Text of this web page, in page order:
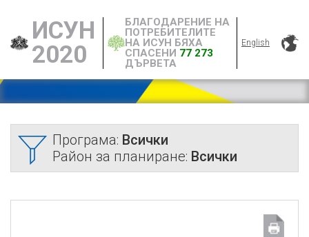
ИСУН
2020
БЛАГОДАРЕНИЕ НА
ПОТРЕБИТЕЛИТЕ
НА ИСУН БЯХА
СПАСЕНИ 77 273
ДЪРВЕТА
English
Програма: Всички
Район за планиране: Всички